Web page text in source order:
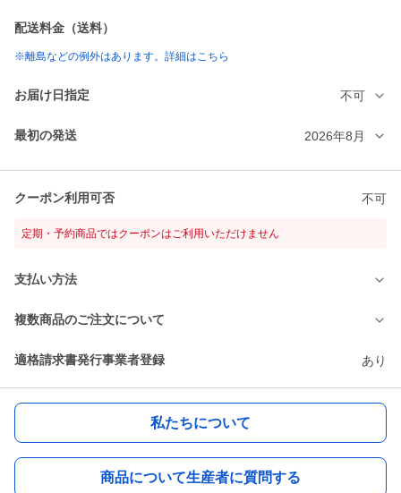
配送料金（送料）
※離島などの例外はあります。詳細はこちら
お届け日指定 不可
最初の発送 2026年8月
クーポン利用可否 不可
定期・予約商品ではクーポンはご利用いただけません
支払い方法
複数商品のご注文について
適格請求書発行事業者登録 あり
私たちについて
商品について生産者に質問する